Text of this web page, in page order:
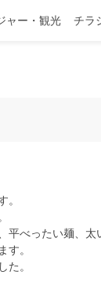
ャー・観光 チラ
。
平べったい麺、
す。
た。